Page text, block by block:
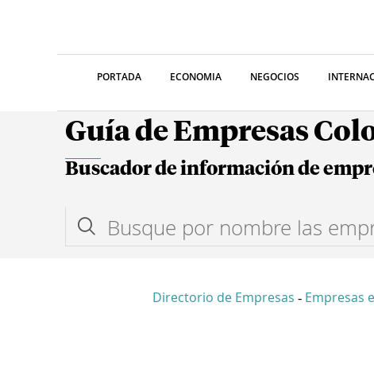
PORTADA ECONOMIA NEGOCIOS
Guía de Empresas
Buscador de información de
Directorio de Empresas - Empresas